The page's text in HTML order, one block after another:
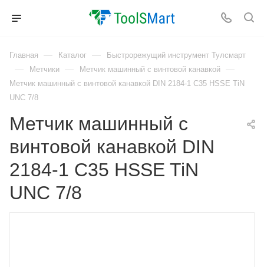
Главная — Каталог — Быстрорежущий инструмент Тулсмарт
— Метчики — Метчик машинный с винтовой канавкой —
Метчик машинный с винтовой канавкой DIN 2184-1 C35 HSSE TiN
UNC 7/8
Метчик машинный с
винтовой канавкой DIN
2184-1 C35 HSSE TiN
UNC 7/8